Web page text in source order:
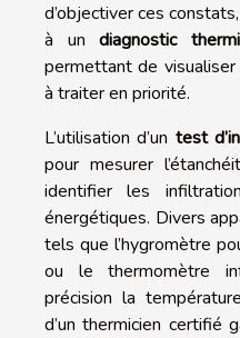
d’objectiver ces
à undiagnostic
permettant de
à traiter en priorité.
L’utilisation d’un test
pour mesurer
identifier les
énergétiques. Divers
tels que l’hygromètre
ou le thermomètre
précision la
d’un thermicien certifié